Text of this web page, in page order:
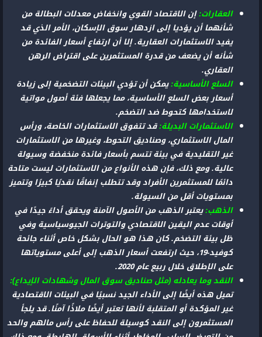
العقارات:إن الاقتصاد القوي وانخفاض معدلات البطالة من
شأنهما أن يؤديا إلى ازدهار سوق الإسكان، الأمر الذي قد
يفيد الاستثمارات العقارية. إلا أن ارتفاع أسعار الفائدة من
شأنه أن يضعف من قدرة المستثمرين على اقتراض الرهن
العقاري.
السلع الأساسية:يمكن أن تؤدي البيئات التضخمية إلى زيادة
أسعار بعض السلع الأساسية، مما يجعلها فئة أصول مواتية
لاستخدامها كتحوط ضد التضخم.
الاستثمارات البديلة:قد تتفوق الاستثمارات الخاصة، ورأس
المال الاستثماري، وصناديق التحوط، وغيرها من الاستثمارات
غير التقليدية في بيئة تتسم بأسعار فائدة منخفضة وسيولة
عالية. ومع ذلك، فإن هذه الأنواع من الاستثمارات ليست متاحة
دائمًا للمستثمرين الأفراد وقد تتطلب إنفاقًا نقديًا كبيرًا وتتميز
بمستويات أقل من السيولة.
الذهب:يعتبر الذهب من الأصول الآمنة ويحقق أداءً جيدًا في
أوقات عدم اليقين الاقتصادي والتوترات الجيوسياسية وفي
ظل بيئة التضخم. كان هذا هو الحال بشكل خاص أثناء جائحة
كوفيد-19، حيث ارتفعت أسعار الذهب إلى أعلى مستوياتها
على الإطلاق خلال ربيع عام 2020.
النقد وما يعادله (مثل صناديق سوق المال وشهادات الإيداع):
تميل هذه أيضًا إلى الأداء الجيد نسبيًا في البيئات الاقتصادية
غير المؤكدة أو المتقلبة لأنها تعتبر أيضًا ملاذًا آمنًا. قد يلجأ
المستثمرون إلى النقد كوسيلة للحفاظ على رأس مالهم والحد